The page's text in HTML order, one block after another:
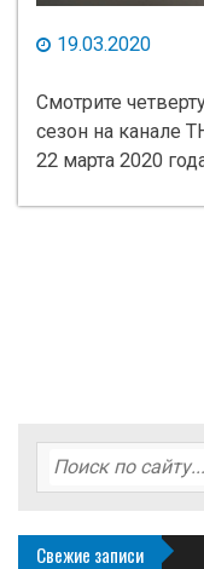
19.03.2020
Смотрите
сезон на канале
22 марта 2020
Свежие записи